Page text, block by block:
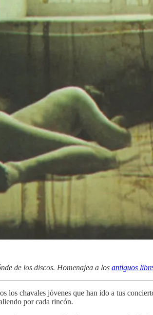
de los discos. Homenajea a los antiguos
chavales jóvenes que han ido a tus
por cada rincón.